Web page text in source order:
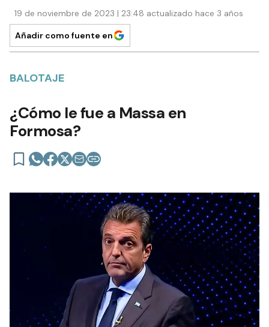
19 de noviembre de 2023 | 23:48 actualizado hace 3 años
Añadir como fuente en
BALOTAJE
¿Cómo le fue a Massa en
Formosa?